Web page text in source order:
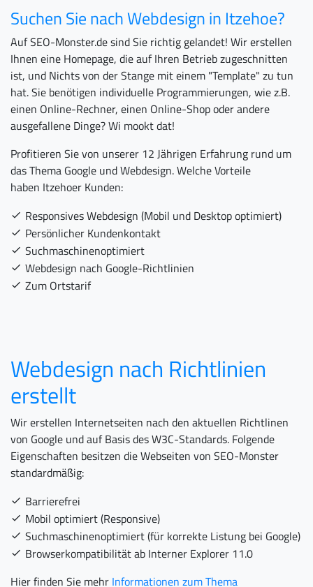
Suchen Sie nach Webdesign in Itzehoe?
Auf SEO-Monster.de sind Sie richtig gelandet! Wir erstellen
Ihnen eine Homepage, die auf Ihren Betrieb zugeschnitten
ist, und Nichts von der Stange mit einem "Template" zu tun
hat. Sie benötigen individuelle Programmierungen, wie z.B.
einen Online-Rechner, einen Online-Shop oder andere
ausgefallene Dinge? Wi mookt dat!
Profitieren Sie von unserer 12 Jährigen Erfahrung rund um
das Thema Google und Webdesign. Welche Vorteile
haben Itzehoer Kunden:
Responsives Webdesign (Mobil und Desktop optimiert)
Persönlicher Kundenkontakt
Suchmaschinenoptimiert
Webdesign nach Google-Richtlinien
Zum Ortstarif
Webdesign nach Richtlinien
erstellt
Wir erstellen Internetseiten nach den aktuellen Richtlinen
von Google und auf Basis des W3C-Standards. Folgende
Eigenschaften besitzen die Webseiten von SEO-Monster
standardmäßig:
Barrierefrei
Mobil optimiert (Responsive)
Suchmaschinenoptimiert (für korrekte Listung bei Google)
Browserkompatibilität ab Interner Explorer 11.0
Hier finden Sie mehr Informationen zum Thema